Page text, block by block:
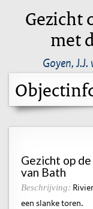
Gezicht
met
Goyen, J.J.
Gezicht op
van Bath
Beschrijving:
een slanke toren.